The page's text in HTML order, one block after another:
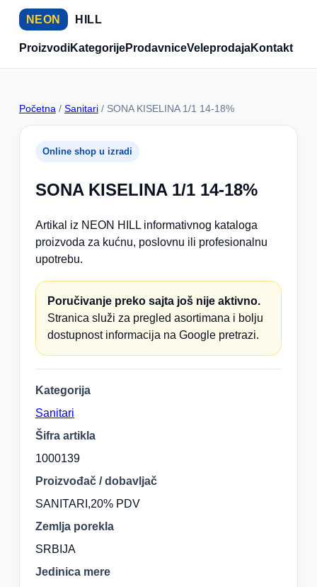
NEON HILL
ProizvodiKategorijeProdavniceVeleprodajaKontakt
Početna / Sanitari/ SONA KISELINA 1/1 14-18%
Online shop u izradi
SONA KISELINA 1/1 14-18%
Artikal iz NEON HILL informativnog kataloga
proizvoda za kućnu, poslovnu ili profesionalnu
upotrebu.
Poručivanje preko sajta još nije aktivno.
Stranica služi za pregled asortimana i bolju
dostupnost informacija na Google pretrazi.
Kategorija
Sanitari
Šifra artikla
1000139
Proizvođač / dobavljač
SANITARI,20% PDV
Zemlja porekla
SRBIJA
Jedinica mere